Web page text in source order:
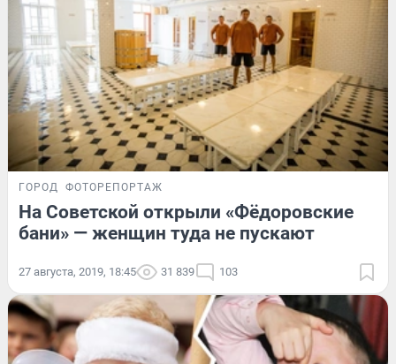
ГОРОД ФОТОРЕПОРТАЖ
На Советской открыли «Фёдоровские
бани» — женщин туда не пускают
27 августа, 2019, 18:45 31 839 103